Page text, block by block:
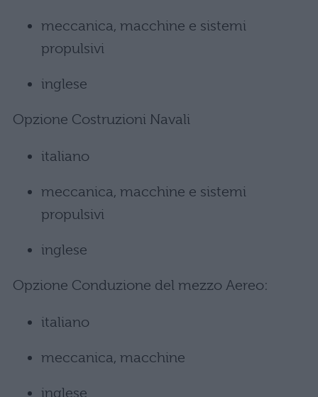
meccanica, macchine e sistemi
propulsivi
inglese
Opzione Costruzioni Navali
italiano
meccanica, macchine e sistemi
propulsivi
inglese
Opzione Conduzione del mezzo Aereo:
italiano
meccanica, macchine
inglese